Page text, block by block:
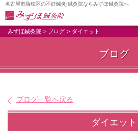
名古屋市瑞穂区の不妊鍼灸|鍼灸院ならみずほ鍼灸院へ
みずほ鍼灸院 ブログ ダイエット
ブログ
ブログ一覧へ戻る
ダイエット